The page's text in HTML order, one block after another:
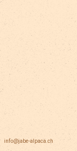
info@jabe-alpaca.ch